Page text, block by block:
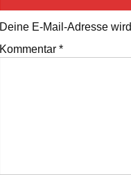
Deine E-Mail-Adresse
Kommentar*